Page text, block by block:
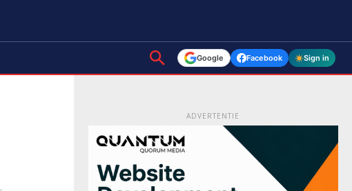
Google Facebook Sign in
ADVERTENTIE